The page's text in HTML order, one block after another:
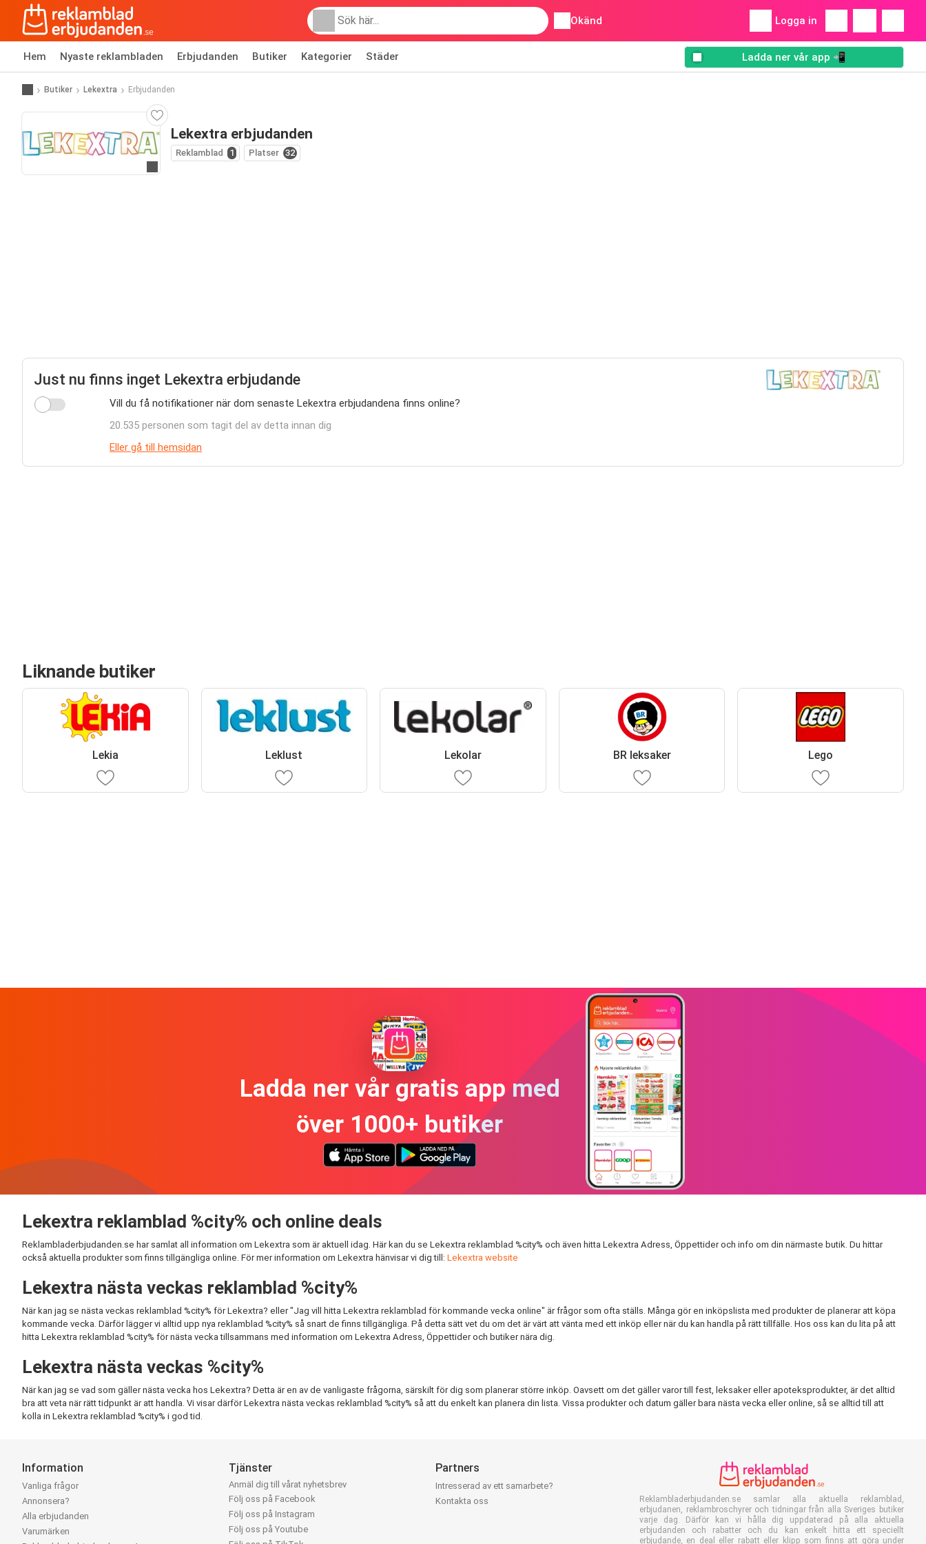
Okänd Logga in
Hem Nyaste reklambladen Erbjudanden Butiker Kategorier Städer Ladda ner vår app 📲
Butiker Lekextra Erbjudanden
Lekextra erbjudanden
Reklamblad 1 Platser 32
Just nu finns inget Lekextra erbjudande
Vill du få notifikationer när dom senaste Lekextra erbjudandena finns online?
20.535 personen som tagit del av detta innan dig
Eller gå till hemsidan
Liknande butiker
Lekia Leklust Lekolar BR leksaker Lego
Ladda ner vår gratis app med
över 1000+ butiker
Lekextra reklamblad %city% och online deals
Reklambladerbjudanden.se har samlat all information om Lekextra som är aktuell idag. Här kan du se Lekextra reklamblad %city% och även hitta Lekextra Adress, Öppettider och info om din närmaste butik. Du hittar
också aktuella produkter som finns tillgängliga online. För mer information om Lekextra hänvisar vi dig till: Lekextra website
Lekextra nästa veckas reklamblad %city%
När kan jag se nästa veckas reklamblad %city% för Lekextra? eller "Jag vill hitta Lekextra reklamblad för kommande vecka online" är frågor som ofta ställs. Många gör en inköpslista med produkter de planerar att köpa
kommande vecka. Därför lägger vi alltid upp nya reklamblad %city% så snart de finns tillgängliga. På detta sätt vet du om det är värt att vänta med ett inköp eller när du kan handla på rätt tillfälle. Hos oss kan du lita på att
hitta Lekextra reklamblad %city% för nästa vecka tillsammans med information om Lekextra Adress, Öppettider och butiker nära dig.
Lekextra nästa veckas %city%
När kan jag se vad som gäller nästa vecka hos Lekextra? Detta är en av de vanligaste frågorna, särskilt för dig som planerar större inköp. Oavsett om det gäller varor till fest, leksaker eller apoteksprodukter, är det alltid
bra att veta när rätt tidpunkt är att handla. Vi visar därför Lekextra nästa veckas reklamblad %city% så att du enkelt kan planera din lista. Vissa produkter och datum gäller bara nästa vecka eller online, så se alltid till att
kolla in Lekextra reklamblad %city% i god tid.
Information
Vanliga frågor
Annonsera?
Alla erbjudanden
Varumärken
Tjänster
Anmäl dig till vårat nyhetsbrev
Följ oss på Facebook
Följ oss på Instagram
Följ oss på Youtube
Partners
Intresserad av ett samarbete?
Kontakta oss
Reklambladerbjudanden.se samlar alla aktuella reklamblad,
erbjudanen, reklambroschyrer och tidningar från alla Sveriges butiker
varje dag. Därför kan vi hålla dig uppdaterad på alla aktuella
erbjudanden och rabatter och du kan enkelt hitta ett speciellt
erbjudande, en deal eller rabatt eller klipp som finns att göra under